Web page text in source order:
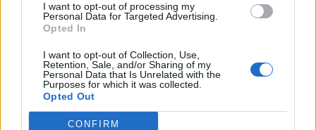
I want to opt-out of processing my
Personal Data for Targeted Advertising.
Opted In
I want to opt-out of Collection, Use,
Retention, Sale, and/or Sharing of my
Personal Data that Is Unrelated with the
Purposes for which it was collected.
Opted Out
CONFIRM